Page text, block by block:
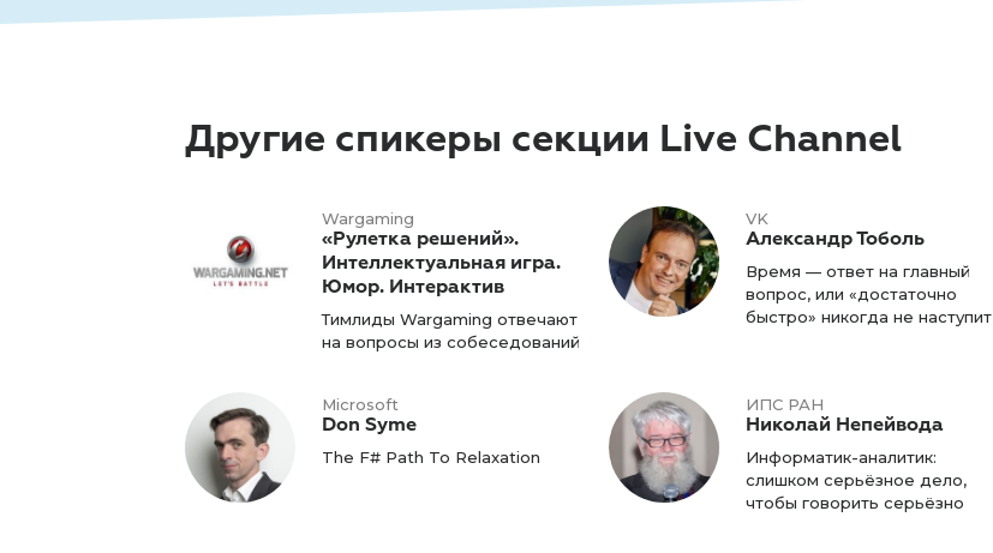
Другие спикеры секции Live Channel
Wargaming
«Рулетка решений».
Интеллектуальная игра.
Юмор. Интерактив
Тимлиды Wargaming отвечают
на вопросы из собеседований
VK
Александр Тоболь
Время — ответ на главный
вопрос, или «достаточно
быстро» никогда не наступит
Microsoft
Don Syme
The F# Path To Relaxation
ИПС РАН
Николай Непейвода
Информатик-аналитик:
слишком серьёзное дело,
чтобы говорить серьёзно